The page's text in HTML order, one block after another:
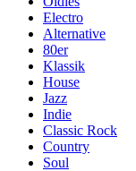
Electro
Alternative
80er
Klassik
House
Jazz
Indie
Classic Rock
Country
Soul